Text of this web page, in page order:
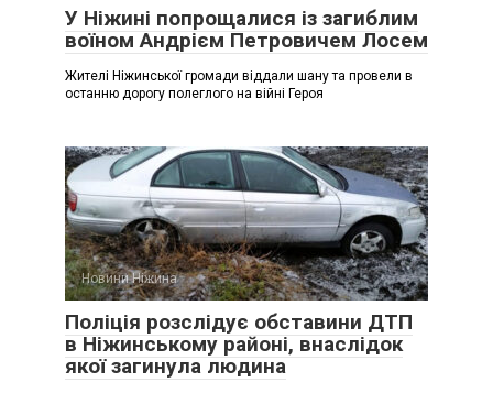
У Ніжині попрощалися із загиблим
воїном Андрієм Петровичем Лосем
Жителі Ніжинської громади віддали шану та провели в
останню дорогу полеглого на війні Героя
Новини Ніжина
Поліція розслідує обставини ДТП
в Ніжинському районі, внаслідок
якої загинула людина